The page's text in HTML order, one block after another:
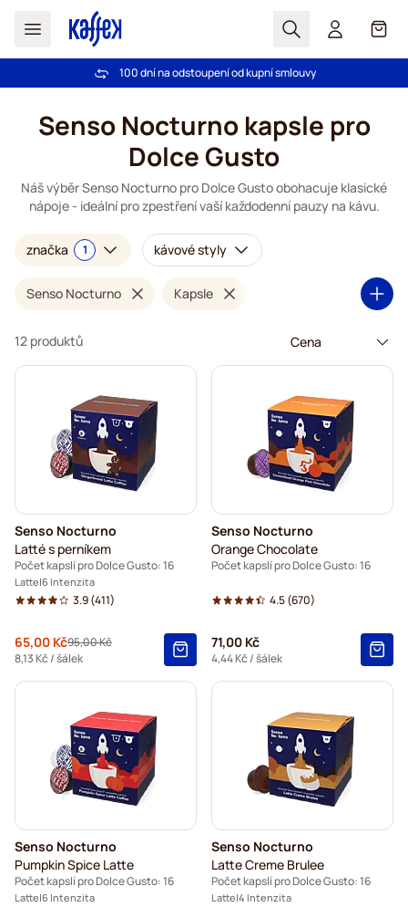
Hledat Košík
Bezplatná doprava nad 1000,00Kč
100 dní na odstoupení od kupní smlouvy
Senso Nocturno kapsle pro
Dolce Gusto
Náš výběr Senso Nocturno pro Dolce Gusto obohacuje klasické
nápoje - ideální pro zpestření vaší každodenní pauzy na kávu.
značka 1 kávové styly
Senso Nocturno Kapsle
12 produktů
Senso Nocturno
Latté s perníkem
Počet kapslí pro Dolce Gusto: 16
Latte 6 Intenzita
3.9(411)
Akční cena
65,00 KčBěžná cena
95,00 Kč
8,13 Kč / šálek
Senso Nocturno
Orange Chocolate
Počet kapslí pro Dolce Gusto: 16
4.5(670)
71,00 Kč
4,44 Kč / šálek
Senso Nocturno
Pumpkin Spice Latte
Počet kapslí pro Dolce Gusto: 16
Latte 6 Intenzita
Senso Nocturno
Latte Creme Brulee
Počet kapslí pro Dolce Gusto: 16
Latte 4 Intenzita